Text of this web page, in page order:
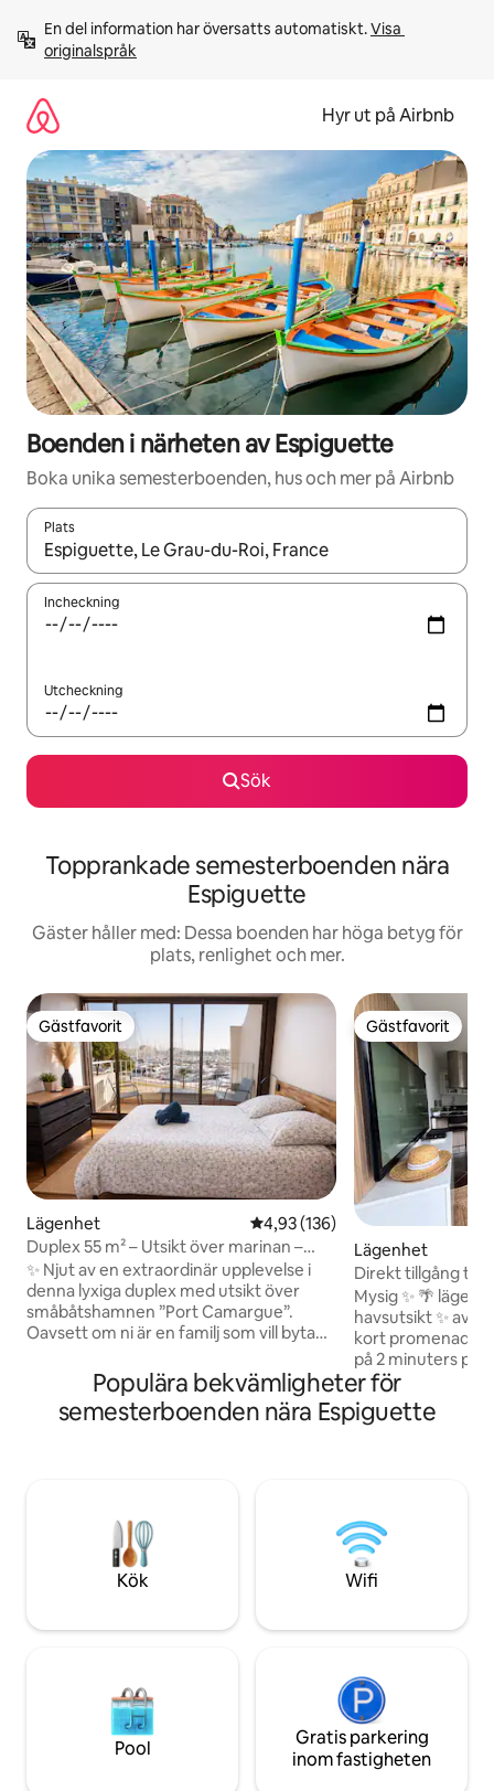
innehåll
En del information har översatts automatiskt. Visa
originalspråk
Hyr ut på Airbnb
Boenden i närheten av Espiguette
Boka unika semesterboenden, hus och mer på Airbnb
Plats
När resultaten är tillgängliga kan du navigera med upp- och
Incheckning
Utcheckning
Sök
Topprankade semesterboenden nära
Espiguette
Gäster håller med: Dessa boenden har höga betyg för
plats, renlighet och mer.
Gästfavorit
Gästfavorit
Lägenhet 4,93 av 5 i genomsnittligt
4,93 (136)
Duplex 55 m² – Utsikt över marinan –
Terrasser – 150 m till stranden
✨ Njut av en extraordinär upplevelse i
denna lyxiga duplex med utsikt över
småbåtshamnen ”Port Camargue”.
Oavsett om ni är en familj som vill byta
efter lugn och ro är detta stället för er.
Vakna upp till solen som går upp över
vattnet 🌊, med stranden bara 150 m
utan några begränsningar. Ett unikt
ställe, helt tyst, inom gångavstånd från
allt. En riktig tillflyktsort i hjärtat av
Gästfavorit
Gästfavorit
Lägenhet
Direkt tillgång till
Mysig ✨ 🌴
havsutsikt ✨
kort promenad
på 2 minuters
korsa)! Den 22
perfekt anordnad
utrymmen — dag
gångavstånd 🍹
för en lugn
avkoppling 💛
Populära bekvämligheter för
semesterboenden nära Espiguette
Kök Wifi
Pool
Gratis parkering
inom fastigheten